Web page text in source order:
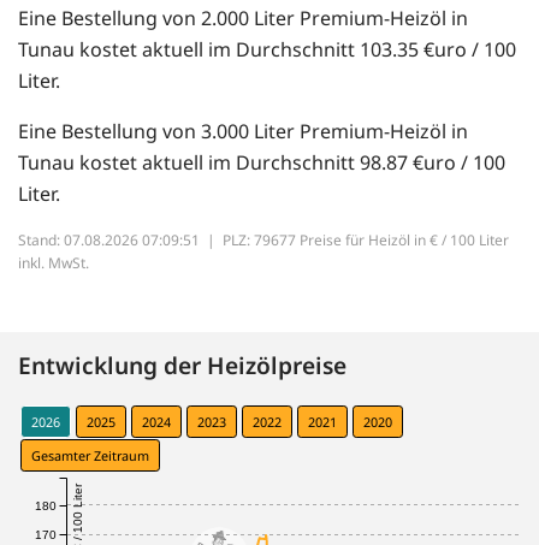
Eine Bestellung von 2.000 Liter Premium-Heizöl in
Tunau kostet aktuell im Durchschnitt 103.35 €uro / 100
Liter.
Eine Bestellung von 3.000 Liter Premium-Heizöl in
Tunau kostet aktuell im Durchschnitt 98.87 €uro / 100
Liter.
Stand: 07.08.2026 07:09:51 | PLZ: 79677 Preise für Heizöl in € / 100 Liter
inkl. MwSt.
Entwicklung der Heizölpreise
2026 2025 2024 2023 2022 2021
2020
Gesamter Zeitraum
€ / 100 Liter
170
180